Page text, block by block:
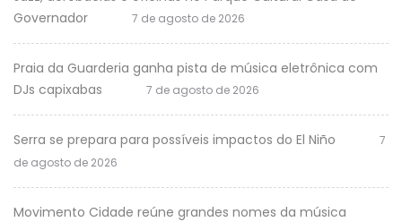
Governador
7 de agosto de 2026
Praia da Guarderia ganha pista de música eletrônica com
DJs capixabas
7 de agosto de 2026
Serra se prepara para possíveis impactos do El Niño
7
de agosto de 2026
Movimento Cidade reúne grandes nomes da música